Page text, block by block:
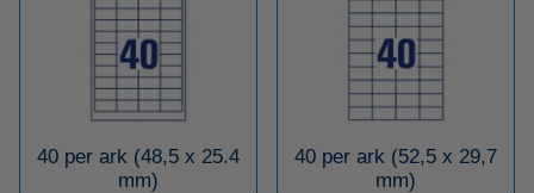
40 per ark (48,5 x 25.4
mm)
40 per ark (52,5 x 29,7
mm)